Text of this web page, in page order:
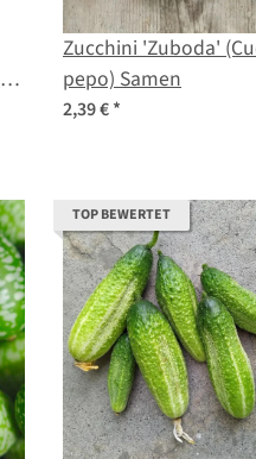
Zucchini 'Zuboda'
pepo) Samen
2,39 €*
TOP BEWERTET